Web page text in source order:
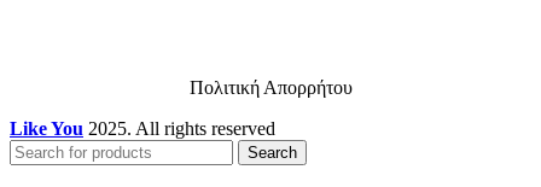
Πολιτική Απορρήτου
Like You 2025. All rights reserved
Search